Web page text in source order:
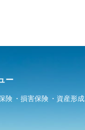
ー
険 損害保険 資産形成